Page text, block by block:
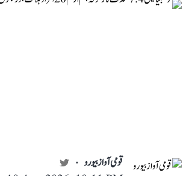
قومی آواز بیورو